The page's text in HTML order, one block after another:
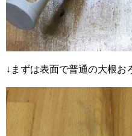
↓まずは表面で普通の大根お